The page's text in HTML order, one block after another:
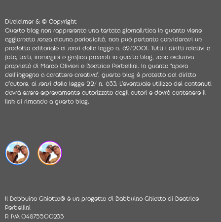
Disclaimer & © Copyright
Questo blog non rappresenta una testata giornalistica in quanto viene
aggiornato senza alcuna periodicità, non può pertanto considerarsi un
prodotto editoriale ai sensi della legge n. 62/2001. Tutti i diritti relativi a
foto, testi, immagini e grafica presenti in questo blog, sono esclusiva
proprietà di Marco Olivieri e Beatrice Perbellini. In quanto “opera
dell’ingegno a carattere creativo”, questo blog è protetto dal diritto
d’autore, ai sensi della legge 22/ n. 633. L’eventuale utilizzo dei contenuti
dovrà essere espressamente autorizzato dagli autori e dovrà contenere il
link di rimando a questo blog.
Il Babbuino Ghiotto® è un progetto di Babbuino Ghiotto di Beatrice
Perbellini
P. IVA 04875500235